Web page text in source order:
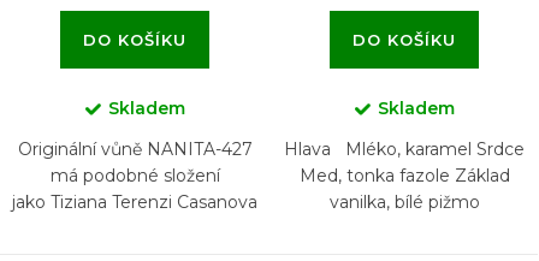
DO KOŠÍKU
Skladem
Originální vůně NANITA-427
má podobné složení
jako Tiziana Terenzi Casanova
DO KOŠÍKU
Skladem
Hlava Mléko, karamel Srdce
Med, tonka fazole Základ
vanilka, bílé pižmo